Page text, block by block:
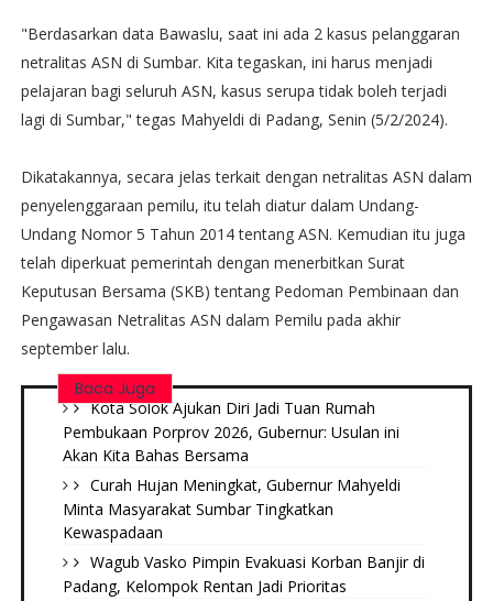
"Berdasarkan data Bawaslu, saat ini ada 2 kasus pelanggaran
netralitas ASN di Sumbar. Kita tegaskan, ini harus menjadi
pelajaran bagi seluruh ASN, kasus serupa tidak boleh terjadi
lagi di Sumbar," tegas Mahyeldi di Padang, Senin (5/2/2024).
Dikatakannya, secara jelas terkait dengan netralitas ASN dalam
penyelenggaraan pemilu, itu telah diatur dalam Undang-
Undang Nomor 5 Tahun 2014 tentang ASN. Kemudian itu juga
telah diperkuat pemerintah dengan menerbitkan Surat
Keputusan Bersama (SKB) tentang Pedoman Pembinaan dan
Pengawasan Netralitas ASN dalam Pemilu pada akhir
september lalu.
Baca Juga
Kota Solok Ajukan Diri Jadi Tuan Rumah
Pembukaan Porprov 2026, Gubernur: Usulan ini
Akan Kita Bahas Bersama
Curah Hujan Meningkat, Gubernur Mahyeldi
Minta Masyarakat Sumbar Tingkatkan
Kewaspadaan
Wagub Vasko Pimpin Evakuasi Korban Banjir di
Padang, Kelompok Rentan Jadi Prioritas